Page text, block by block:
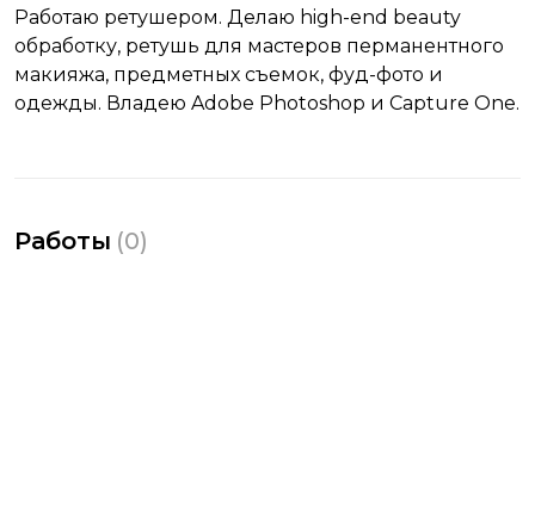
Работаю ретушером. Делаю high-end beauty
обработку, ретушь для мастеров перманентного
макияжа, предметных съемок, фуд-фото и
одежды. Владею Adobe Photoshop и Capture One.
Работы (0)